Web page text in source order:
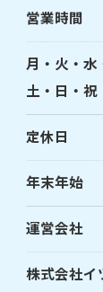
営業時間
月・火・
土・日
定休日
年末年始
運営会社
株式会社イ